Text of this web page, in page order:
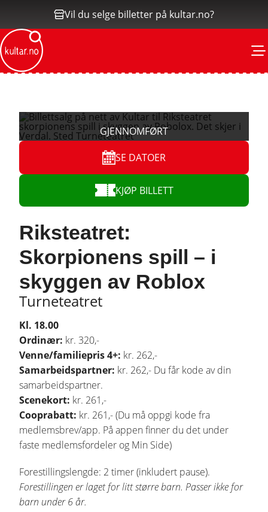
Vil du selge billetter på kultar.no?
Riksteatret:
Skorpionens spill – i
skyggen av Roblox
Turneteatret
Kl. 18.00
Ordinær: kr. 320,-
Venne/familiepris 4+: kr. 262,-
Samarbeidspartner: kr. 262,- Du får kode av din
samarbeidspartner.
Scenekort: kr. 261,-
Cooprabatt: kr. 261,- (Du må oppgi kode fra
medlemsbrev/app. På appen finner du det under
faste medlemsfordeler og Min Side)
Forestillingslengde: 2 timer (inkludert pause).
Forestillingen er laget for litt større barn. Passer ikke for
barn under 6 år.
SE DATOER
KJØP BILLETT